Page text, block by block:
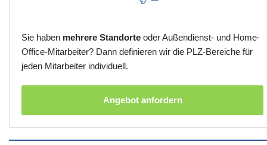
Sie haben mehrere Standorte oder Außendienst- und Home-
Office-Mitarbeiter? Dann definieren wir die PLZ-Bereiche für
jeden Mitarbeiter individuell.
Angebot anfordern